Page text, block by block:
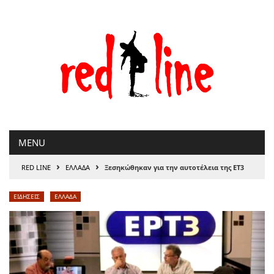
MENU
RED LINE › ΕΛΛΑΔΑ › Ξεσηκώθηκαν για την αυτοτέλεια της ΕΤ3
ΕΙΔΗΣΕΙΣ ΕΛΛΑΔΑ